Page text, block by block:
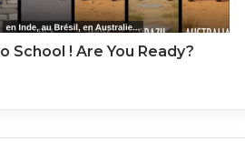
School ! Are You Ready?